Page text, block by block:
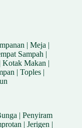
|Meja |
Sampah |
Kotak Makan |
| Toples|
|Penyiram
| Jerigen |